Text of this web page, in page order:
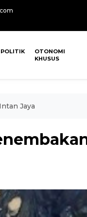
POLITIK
OTONOMI
KHUSUS
Jaya